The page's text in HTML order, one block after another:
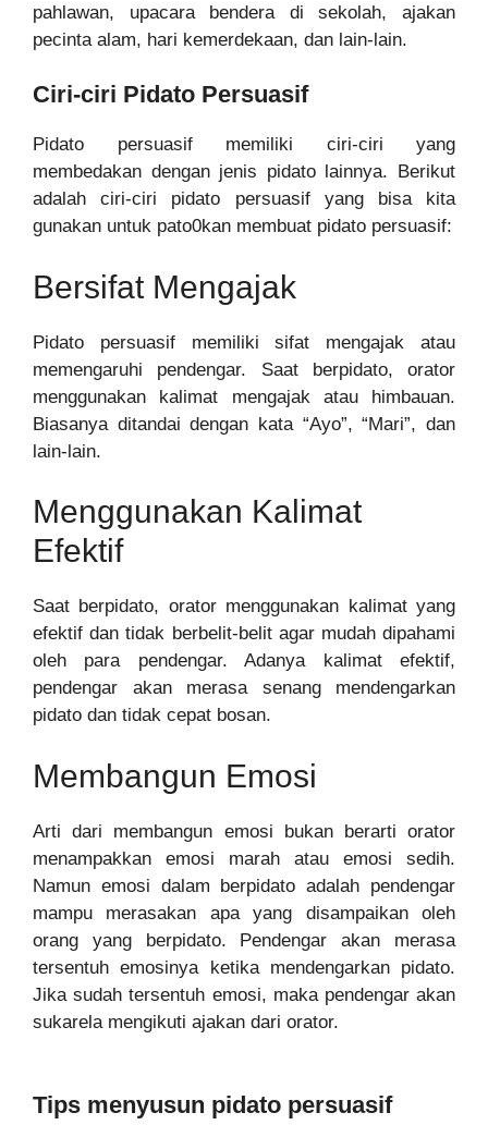
pahlawan, upacara bendera di sekolah, ajakan
pecinta alam, hari kemerdekaan, dan lain-lain.
Ciri-ciri Pidato Persuasif
Pidato persuasif memiliki ciri-ciri yang
membedakan dengan jenis pidato lainnya. Berikut
adalah ciri-ciri pidato persuasif yang bisa kita
gunakan untuk pato0kan membuat pidato persuasif:
Bersifat Mengajak
Pidato persuasif memiliki sifat mengajak atau
memengaruhi pendengar. Saat berpidato, orator
menggunakan kalimat mengajak atau himbauan.
Biasanya ditandai dengan kata “Ayo”, “Mari”, dan
lain-lain.
Menggunakan Kalimat
Efektif
Saat berpidato, orator menggunakan kalimat yang
efektif dan tidak berbelit-belit agar mudah dipahami
oleh para pendengar. Adanya kalimat efektif,
pendengar akan merasa senang mendengarkan
pidato dan tidak cepat bosan.
Membangun Emosi
Arti dari membangun emosi bukan berarti orator
menampakkan emosi marah atau emosi sedih.
Namun emosi dalam berpidato adalah pendengar
mampu merasakan apa yang disampaikan oleh
orang yang berpidato. Pendengar akan merasa
tersentuh emosinya ketika mendengarkan pidato.
Jika sudah tersentuh emosi, maka pendengar akan
sukarela mengikuti ajakan dari orator.
Tips menyusun pidato persuasif